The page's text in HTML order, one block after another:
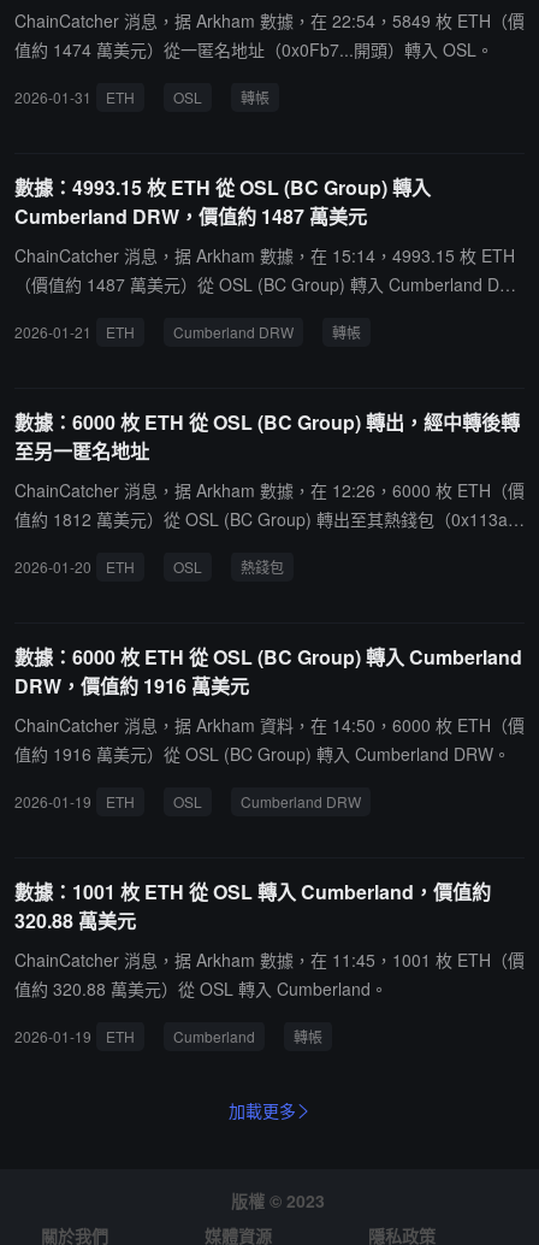
日在歐陸市場增持價值 1,500 萬歐元 的加密資產儲備，旨在應對歐
元區潛在的通脹波動風險。
ChainCatcher 消息，据 Arkham 數據，在 22:54，5849 枚 ETH（價
值約 1474 萬美元）從一匿名地址（0x0Fb7...開頭）轉入 OSL。
2026-01-31 ETH OSL 轉帳
數據：4993.15 枚 ETH 從 OSL (BC Group) 轉入
Cumberland DRW，價值約 1487 萬美元
ChainCatcher 消息，据 Arkham 數據，在 15:14，4993.15 枚 ETH
（價值約 1487 萬美元）從 OSL (BC Group) 轉入 Cumberland DR
2026-01-21 ETH Cumberland DRW 轉帳
數據：6000 枚 ETH 從 OSL (BC Group) 轉出，經中轉後轉
至另一匿名地址
ChainCatcher 消息，据 Arkham 數據，在 12:26，6000 枚 ETH（價
值約 1812 萬美元）從 OSL (BC Group) 轉出至其熱錢包（0x113a...
開頭）。
2026-01-20 ETH OSL 熱錢包
數據：6000 枚 ETH 從 OSL (BC Group) 轉入 Cumberland
DRW，價值約 1916 萬美元
ChainCatcher 消息，据 Arkham 資料，在 14:50，6000 枚 ETH（價
值約 1916 萬美元）從 OSL (BC Group) 轉入 Cumberland DRW。
2026-01-19 ETH OSL Cumberland DRW
數據：1001 枚 ETH 從 OSL 轉入 Cumberland，價值約
320.88 萬美元
ChainCatcher 消息，据 Arkham 數據，在 11:45，1001 枚 ETH（價
值約 320.88 萬美元）從 OSL 轉入 Cumberland。
2026-01-19 ETH Cumberland 轉帳
加載更多
版權 © 2023
關於我們
媒體資源 隱私政策